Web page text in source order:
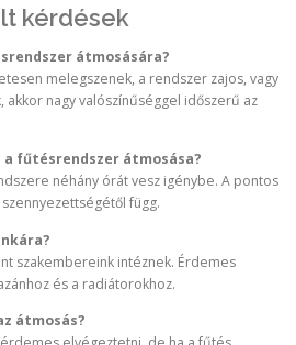
kérdések
átmosására?
melegszenek, a rendszer zajos, vagy
akkor nagy valószínűséggel időszerű az
fűtésrendszer átmosása?
néhány órát vesz igénybe. A pontos
függ.
szakembereink intéznek. Érdemes
és a radiátorokhoz.
átmosás?